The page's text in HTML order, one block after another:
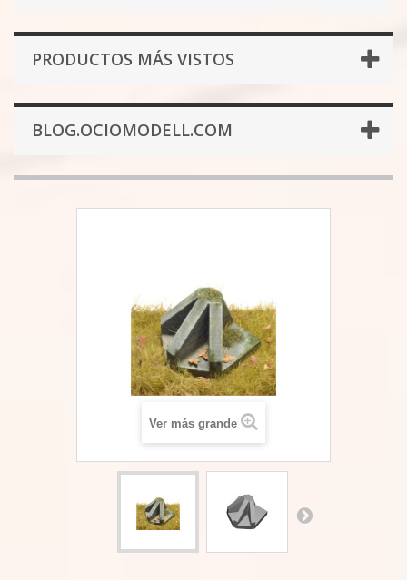
PRODUCTOS MÁS VISTOS
BLOG.OCIOMODELL.COM
Ver más grande